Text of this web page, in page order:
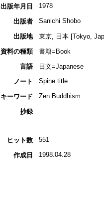
出版年月日 1978
出版者 Sanichi Shobo
出版地
東京, 日本 [Tokyo,
資料の種類
書籍=Book
言語
日文=Japanese
ノート
Spine title
キーワード Zen Buddhism
抄録
ヒット数 551
作成日 1998.04.28